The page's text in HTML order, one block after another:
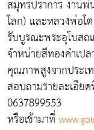
สมุทรปราการ งาน
โลก) และหลวงพ่อโ
รับบูรณะพระอุโบสถ
จำหน่ายสีทองคำเป
คุณภาพสูงจากประเ
สอบถามรายละเอีย
0637899553
หรือเข้ามาที่